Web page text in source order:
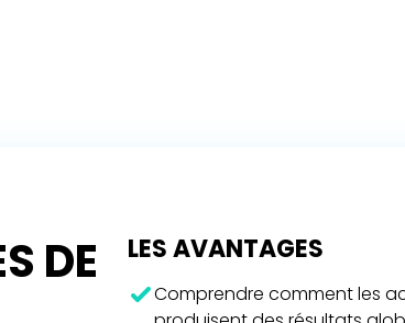
DE
LES AVANTAGES
Comprendre comment les